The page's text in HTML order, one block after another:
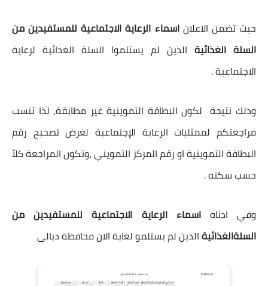
حيث تضمن الاعلاناسماء الرعاية الاجتماعية للمستفيدين من
السلة الغذائية الذين لم يستلموا السلة الغذائية لرعاية
الاجتماعية .
وذلك نتيجة لكون البطاقة التموينية غير مطابقة، لذا تنسب
مراجعتكم لممثليات الرعاية الإجتماعية لغرض تصحيح رقم
البطاقة التموينية او رقم المركز التمويني ،وتكون المراجعة كلاً
حسب سكنه .
وفي ادناهاسماء الرعاية الاجتماعية للمستفيدين من
السلةالغذائيةالذين لم يستلمو لغاية الان محافظة ديالى